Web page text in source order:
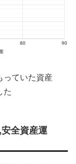
っていた資産
た
全資産運